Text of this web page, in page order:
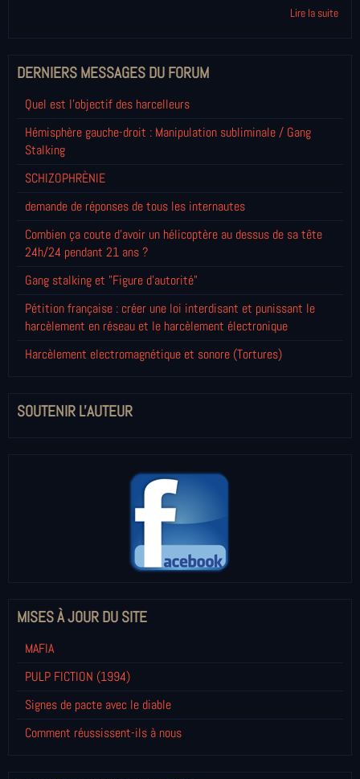
Lire la suite
DERNIERS MESSAGES DU FORUM
Quel est l'objectif des harcelleurs
Hémisphère gauche-droit : Manipulation subliminale / Gang
Stalking
SCHIZOPHRÈNIE
demande de réponses de tous les internautes
Combien ça coute d'avoir un hélicoptère au dessus de sa tête
24h/24 pendant 21 ans ?
Gang stalking et "Figure d'autorité"
Pétition française : créer une loi interdisant et punissant le
harcèlement en réseau et le harcèlement électronique
Harcèlement electromagnétique et sonore (Tortures)
SOUTENIR L'AUTEUR
MISES À JOUR DU SITE
MAFIA
PULP FICTION (1994)
Signes de pacte avec le diable
Comment réussissent-ils à nous